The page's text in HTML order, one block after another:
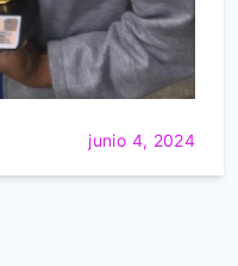
junio 4, 2024